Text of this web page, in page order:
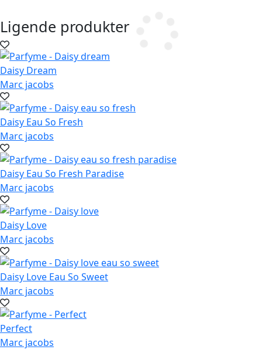
Ligende produkter
Daisy Dream
Marc jacobs
Daisy Eau So Fresh
Marc jacobs
Daisy Eau So Fresh Paradise
Marc jacobs
Daisy Love
Marc jacobs
Daisy Love Eau So Sweet
Marc jacobs
Perfect
Marc jacobs